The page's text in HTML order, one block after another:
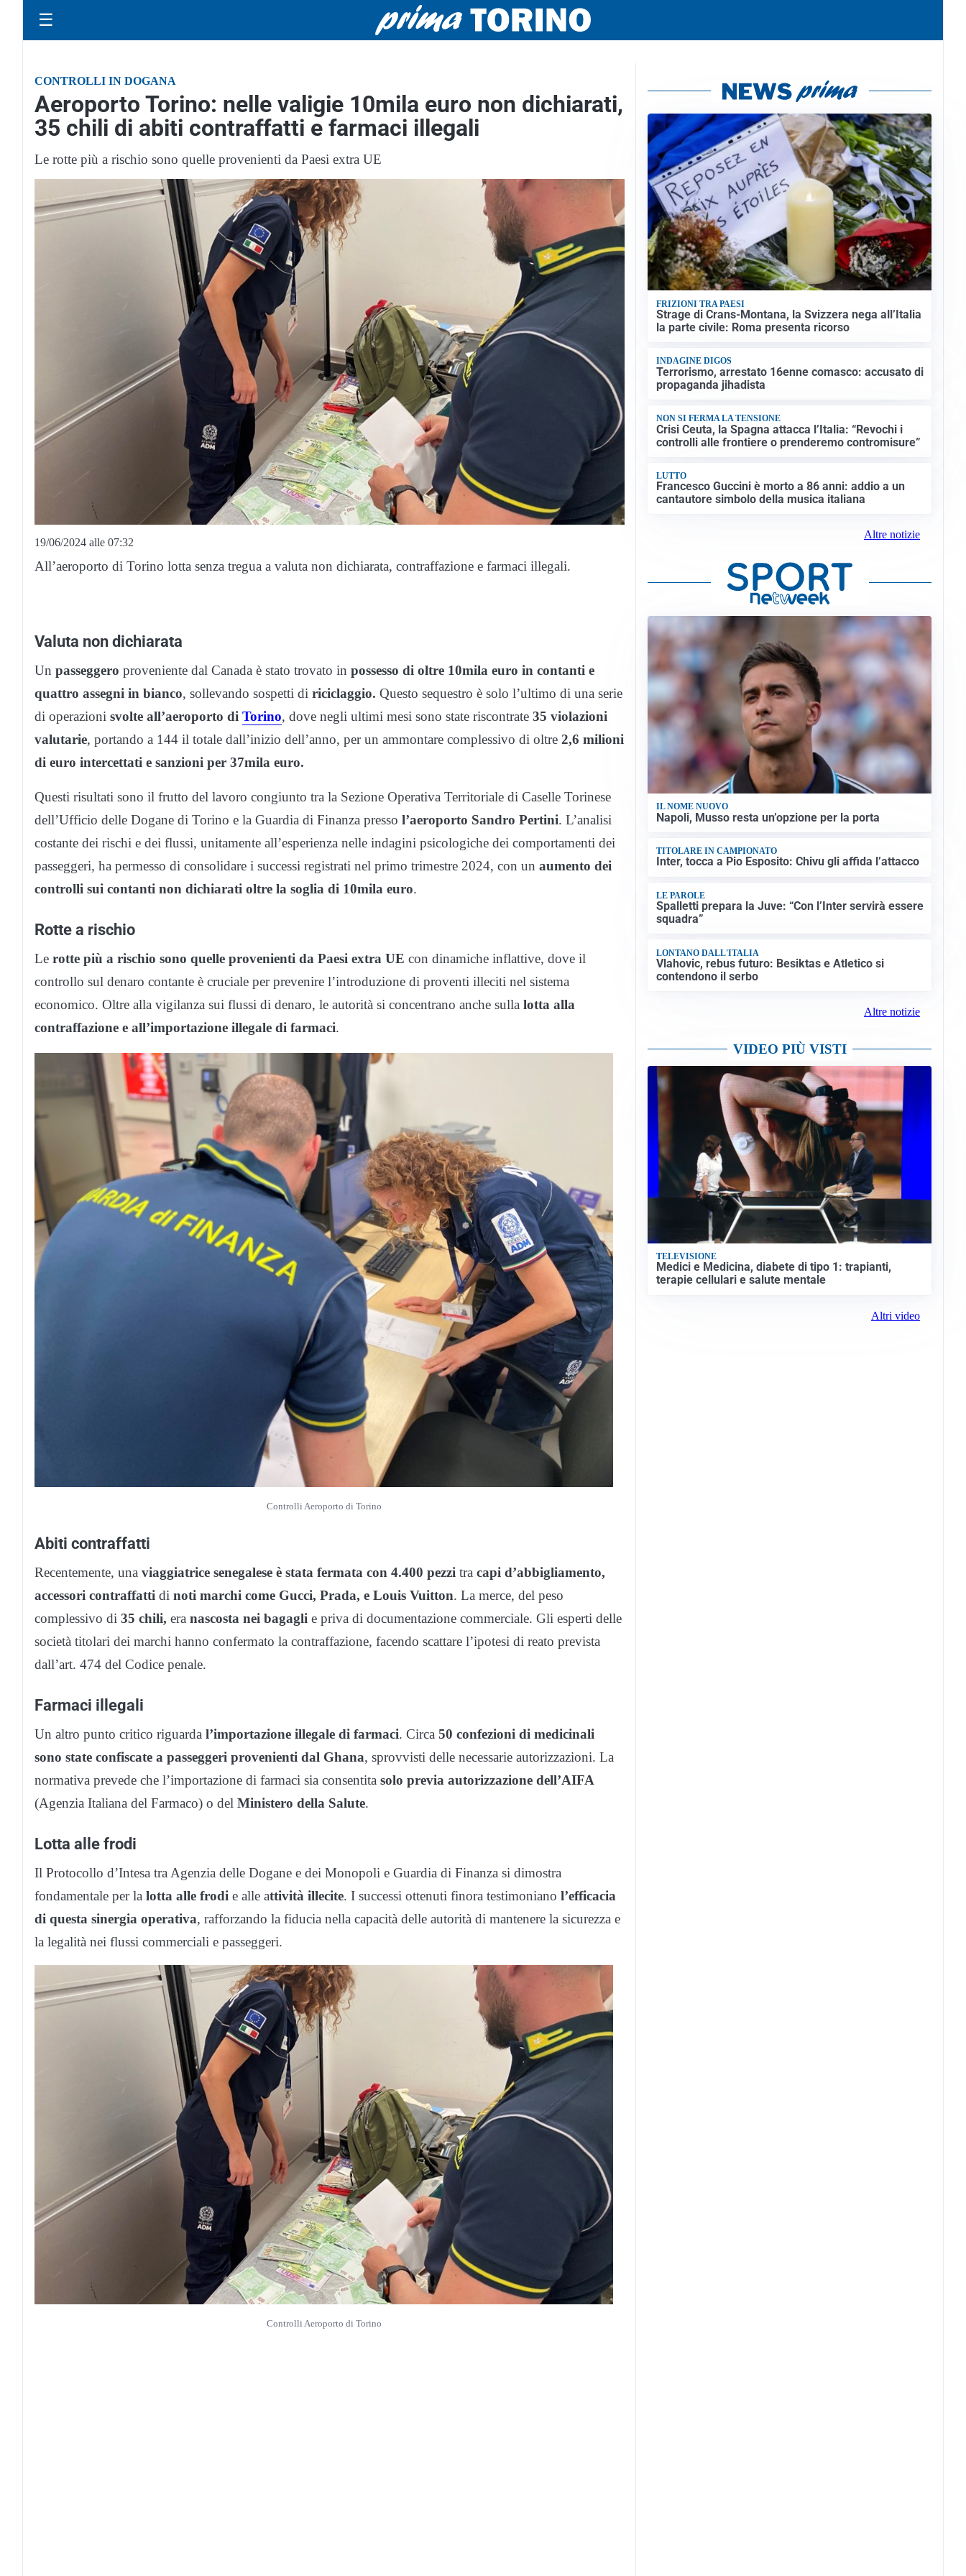
☰
CONTROLLI IN DOGANA
Aeroporto Torino: nelle valigie 10mila euro non dichiarati,
35 chili di abiti contraffatti e farmaci illegali
Le rotte più a rischio sono quelle provenienti da Paesi extra UE
19/06/2024 alle 07:32
All’aeroporto di Torino lotta senza tregua a valuta non dichiarata, contraffazione e farmaci illegali.
Valuta non dichiarata
Un passeggero proveniente dal Canada è stato trovato in possesso di oltre 10mila euro in contanti e
quattro assegni in bianco, sollevando sospetti di riciclaggio. Questo sequestro è solo l’ultimo di una serie
di operazioni svolte all’aeroporto di Torino, dove negli ultimi mesi sono state riscontrate 35 violazioni
valutarie, portando a 144 il totale dall’inizio dell’anno, per un ammontare complessivo di oltre 2,6 milioni
di euro intercettati e sanzioni per 37mila euro.
Questi risultati sono il frutto del lavoro congiunto tra la Sezione Operativa Territoriale di Caselle Torinese
dell’Ufficio delle Dogane di Torino e la Guardia di Finanza presso l’aeroporto Sandro Pertini. L’analisi
costante dei rischi e dei flussi, unitamente all’esperienza nelle indagini psicologiche dei comportamenti dei
passeggeri, ha permesso di consolidare i successi registrati nel primo trimestre 2024, con un aumento dei
controlli sui contanti non dichiarati oltre la soglia di 10mila euro.
Rotte a rischio
Le rotte più a rischio sono quelle provenienti da Paesi extra UE con dinamiche inflattive, dove il
controllo sul denaro contante è cruciale per prevenire l’introduzione di proventi illeciti nel sistema
economico. Oltre alla vigilanza sui flussi di denaro, le autorità si concentrano anche sulla lotta alla
contraffazione e all’importazione illegale di farmaci.
Controlli Aeroporto di Torino
Abiti contraffatti
Recentemente, una viaggiatrice senegalese è stata fermata con 4.400 pezzi tra capi d’abbigliamento,
accessori contraffatti di noti marchi come Gucci, Prada, e Louis Vuitton. La merce, del peso
complessivo di 35 chili, era nascosta nei bagagli e priva di documentazione commerciale. Gli esperti delle
società titolari dei marchi hanno confermato la contraffazione, facendo scattare l’ipotesi di reato prevista
dall’art. 474 del Codice penale.
Farmaci illegali
Un altro punto critico riguarda l’importazione illegale di farmaci. Circa 50 confezioni di medicinali
sono state confiscate a passeggeri provenienti dal Ghana, sprovvisti delle necessarie autorizzazioni. La
normativa prevede che l’importazione di farmaci sia consentita solo previa autorizzazione dell’AIFA
(Agenzia Italiana del Farmaco) o del Ministero della Salute.
Lotta alle frodi
Il Protocollo d’Intesa tra Agenzia delle Dogane e dei Monopoli e Guardia di Finanza si dimostra
fondamentale per la lotta alle frodi e alle attività illecite. I successi ottenuti finora testimoniano l’efficacia
di questa sinergia operativa, rafforzando la fiducia nella capacità delle autorità di mantenere la sicurezza e
la legalità nei flussi commerciali e passeggeri.
Controlli Aeroporto di Torino
FRIZIONI TRA PAESI
Strage di Crans-Montana, la Svizzera nega all’Italia
la parte civile: Roma presenta ricorso
INDAGINE DIGOS
Terrorismo, arrestato 16enne comasco: accusato di
propaganda jihadista
NON SI FERMA LA TENSIONE
Crisi Ceuta, la Spagna attacca l’Italia: “Revochi i
controlli alle frontiere o prenderemo contromisure”
LUTTO
Francesco Guccini è morto a 86 anni: addio a un
cantautore simbolo della musica italiana
Altre notizie
IL NOME NUOVO
Napoli, Musso resta un’opzione per la porta
TITOLARE IN CAMPIONATO
Inter, tocca a Pio Esposito: Chivu gli affida l’attacco
LE PAROLE
Spalletti prepara la Juve: “Con l’Inter servirà essere
squadra”
LONTANO DALL'ITALIA
Vlahovic, rebus futuro: Besiktas e Atletico si
contendono il serbo
Altre notizie
VIDEO PIÙ VISTI
TELEVISIONE
Medici e Medicina, diabete di tipo 1: trapianti,
terapie cellulari e salute mentale
Altri video